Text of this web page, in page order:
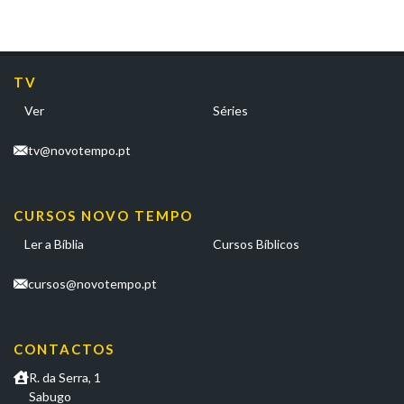
TV
Ver Séries
tv@novotempo.pt
CURSOS NOVO TEMPO
Ler a Bíblia Cursos Bíblicos
cursos@novotempo.pt
CONTACTOS
R. da Serra, 1
Sabugo